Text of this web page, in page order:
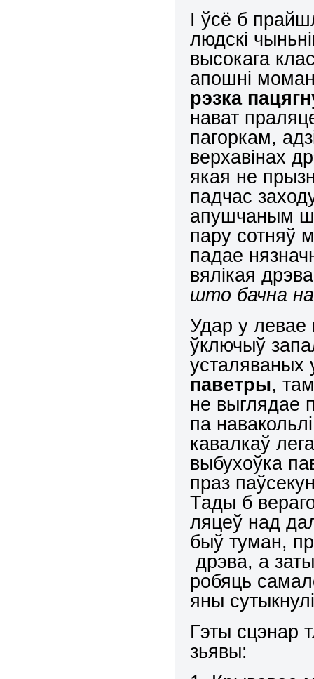
І ўсё б
людскі
высокага
апошні
рэзка
нават
пагоркам,
верхавінах
якая не
падчас
апушчаным
пару сотняў
падае
вялікая
што бачна
Удар у левае
ўключыў
паветры,
не выглядае
па
кавалкаў
выбухоўка
праз
Тады б
ляцеў над
быў туман,
дрэва, а
робяць
яны
Гэты сцэнар
зьявы: